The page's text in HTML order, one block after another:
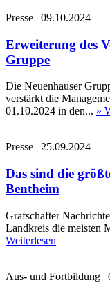
Presse | 09.10.2024
Erweiterung des
Gruppe
Die Neuenhauser
verstärkt die
01.10.2024 in den... »
Presse | 25.09.2024
Das sind die
Bentheim
Grafschafter
Landkreis die meisten
Weiterlesen
Aus- und Fortbildung |